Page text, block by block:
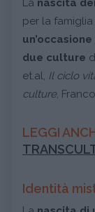
La nascita
per la
due culture
et.al, Il ciclo
culture,
LEGGI
Identità